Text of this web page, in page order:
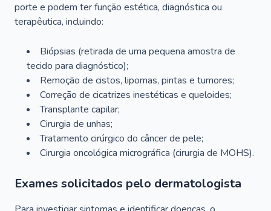
porte e podem ter função estética, diagnóstica ou
terapêutica, incluindo:
Biópsias (retirada de uma pequena amostra de
tecido para diagnóstico);
Remoção de cistos, lipomas, pintas e tumores;
Correção de cicatrizes inestéticas e queloides;
Transplante capilar;
Cirurgia de unhas;
Tratamento cirúrgico do câncer de pele;
Cirurgia oncológica micrográfica (cirurgia de MOHS).
Exames solicitados pelo dermatologista